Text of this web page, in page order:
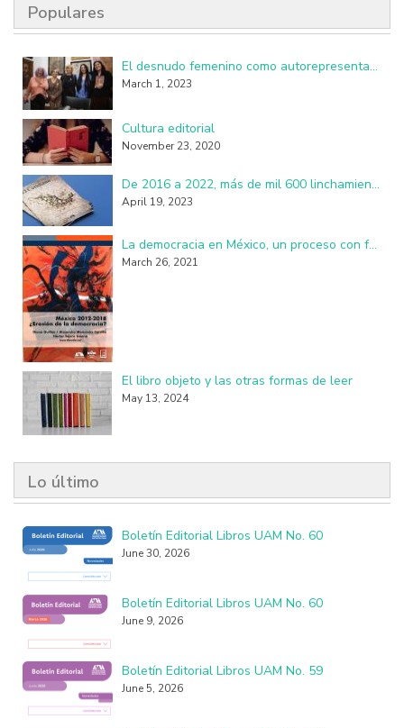
Populares
El desnudo femenino como autorepresentación resulta perturbador y subversivo
March 1, 2023
Cultura editorial
November 23, 2020
De 2016 a 2022, más de mil 600 linchamientos en México: investigadores de la UAM
April 19, 2023
La democracia en México, un proceso con fallas, imperfecciones y seudo practicantes
March 26, 2021
El libro objeto y las otras formas de leer
May 13, 2024
Lo último
Boletín Editorial Libros UAM No. 60
June 30, 2026
Boletín Editorial Libros UAM No. 60
June 9, 2026
Boletín Editorial Libros UAM No. 59
June 5, 2026